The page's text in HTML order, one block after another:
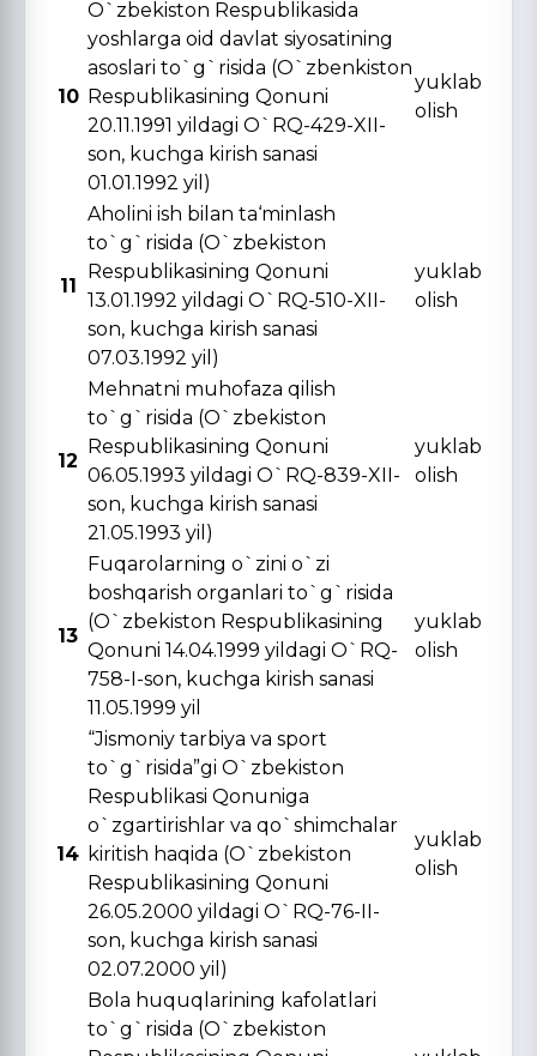
10
O`zbekiston Respublikasida
yoshlarga oid davlat siyosatining
asoslari to`g`risida (O`zbenkiston
Respublikasining Qonuni
20.11.1991 yildagi O`RQ-429-XII-
son, kuchga kirish sanasi
01.01.1992 yil)
yuklab
olish
11
Aholini ish bilan ta‘minlash
to`g`risida (O`zbekiston
Respublikasining Qonuni
13.01.1992 yildagi O`RQ-510-XII-
son, kuchga kirish sanasi
07.03.1992 yil)
yuklab
olish
12
Mehnatni muhofaza qilish
to`g`risida (O`zbekiston
Respublikasining Qonuni
06.05.1993 yildagi O`RQ-839-XII-
son, kuchga kirish sanasi
21.05.1993 yil)
yuklab
olish
13
Fuqarolarning o`zini o`zi
boshqarish organlari to`g`risida
(O`zbekiston Respublikasining
Qonuni 14.04.1999 yildagi O`RQ-
758-I-son, kuchga kirish sanasi
11.05.1999 yil
yuklab
olish
14
“Jismoniy tarbiya va sport
to`g`risida”gi O`zbekiston
Respublikasi Qonuniga
o`zgartirishlar va qo`shimchalar
kiritish haqida (O`zbekiston
Respublikasining Qonuni
26.05.2000 yildagi O`RQ-76-II-
son, kuchga kirish sanasi
02.07.2000 yil)
yuklab
olish
Bola huquqlarining kafolatlari
to`g`risida (O`zbekiston